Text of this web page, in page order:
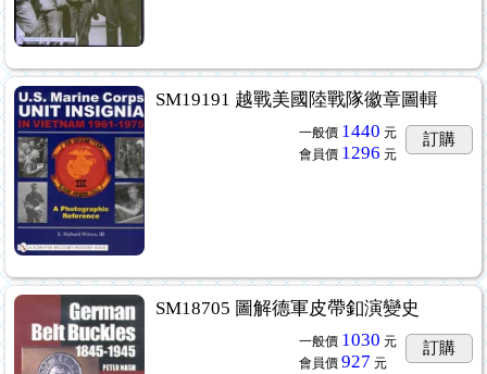
SM19191 越戰美國陸戰隊徽章圖輯
一般價 1440 元
會員價 1296 元
訂購
SM18705 圖解德軍皮帶釦演變史
一般價 1030 元
會員價 927 元
訂購